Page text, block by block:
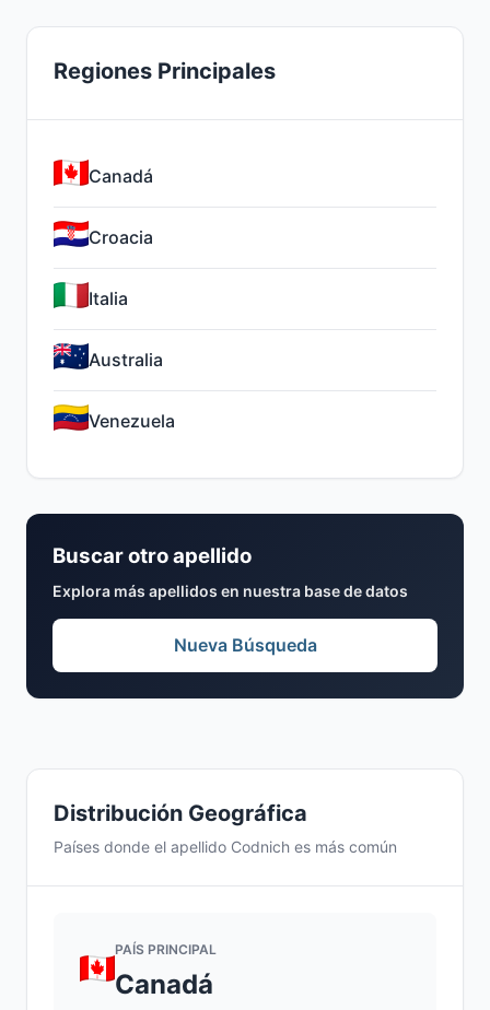
Distribución Geográfica
Países donde el apellido Codnich es más común
PAÍS PRINCIPAL
Canadá
Regiones Principales
Canadá
Croacia
Italia
Australia
Venezuela
Buscar otro apellido
Explora más apellidos en nuestra base de datos
Nueva Búsqueda